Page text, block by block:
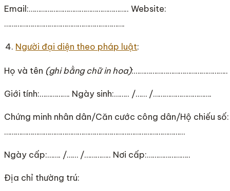
Email:…………………………………………….. Website:
……………………………………………………….
Người đại diện theo pháp luật:
Họ và tên (ghi bằng chữ in hoa):…………………………………………..
Giới tính:……………. Ngày sinh:…….. /…… /………………………….
Chứng minh nhân dân/Căn cước công dân/Hộ chiếu số:
……………………………………………………………………………………
Ngày cấp:……. /…… /………….. Nơi cấp:…………………..
Địa chỉ thường trú: